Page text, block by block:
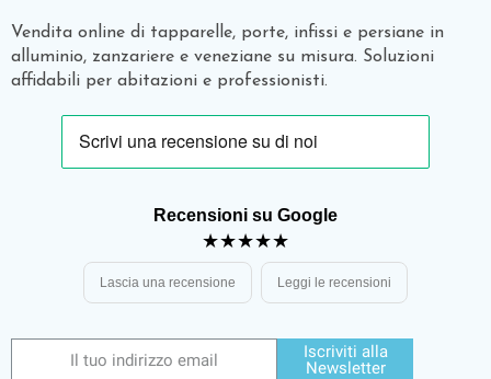
Vendita online di tapparelle, porte, infissi e persiane in
alluminio, zanzariere e veneziane su misura. Soluzioni
affidabili per abitazioni e professionisti.
Recensioni su Google
★★★★★
Lascia una recensione Leggi le recensioni
Iscriviti alla
Newsletter